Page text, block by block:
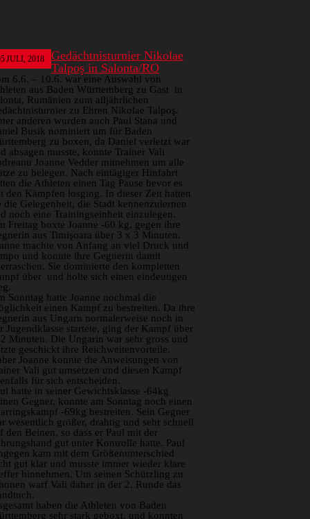
JULI, 2018
Gedächtnisturnier Nikolae
Talpoş in Salonta/RO
6.6. – 10.6. war eine Auswahl von
aus Baden Württemberg zu Gast in
Rumänien zum alljährlichen
zu Ehren Nikolae Talpoş.
anderen wurden auch Paul Stana und
Busik nominiert um für Baden
zu boxen, da Daniel verletzt war
absagen musste, konnte Trainer Vali
Joanne Vedder mitnehmen um alle
zu belegen. Nach eintägiger Hinfahrt
die Athleten einen Tag Pause bevor es
den Kämpfen losging. In dieser Zeit hatten
die Gelegenheit, die Stadt kennenzulernen
noch eine Trainingseinheit einzulegen.
Freitag boxte Joanne -60 kg, gegen ihre
aus Timişoara über 3 x 3 Minuten.
machte von Anfang an viel Druck und
und konnte ihre Gegnerin damit
Sie dominierte den kompletten
über und holte sich einen eindeutigen
Sonntag hatte Joanne nochmal die
einen Kampf zu bestreiten. Da ihre
aus Ungarn normalerweise noch in
Jugendklasse startete, ging der Kampf über
Minuten. Die Ungarin war sehr gross und
geschickt ihre Reichweitenvorteile.
Joanne konnte die Anweisungen von
Vali gut umsetzen und diesen Kampf
für sich entscheiden.
hatte in seiner Gewichtsklasse -64kg
Gegner, konnte am Sonntag noch einen
-69kg bestreiten. Sein Gegner
wesentlich größer, drahtig und sehr schnell
den Beinen, so dass er Paul mit der
gut unter Kontrolle hatte. Paul
kam mit dem Größenunterschied
gut klar und musste immer wieder klare
hinnehmen. Um seinen Schützling zu
warf Vali daher in der 2. Runde das
haben die Athleten von Baden
sehr stark geboxt, und konnten